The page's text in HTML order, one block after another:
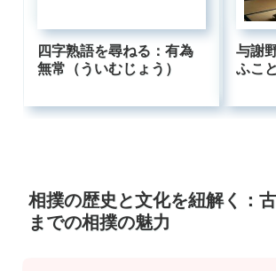
四字熟語を尋ねる：有為
無常（ういむじょう）
与謝
ふこ
今も
相撲の歴史と文化を紐解く：
までの相撲の魅力